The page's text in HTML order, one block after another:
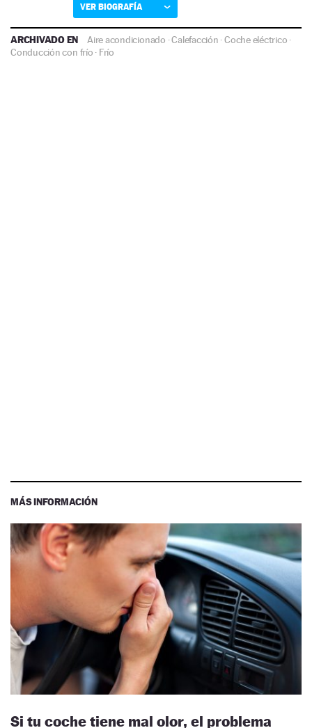
VER BIOGRAFÍA
ARCHIVADO EN Aire acondicionado ·Calefacción ·Coche eléctrico ·
Conducción con frío · Frío
MÁS INFORMACIÓN
Si tu coche tiene mal olor, el problema